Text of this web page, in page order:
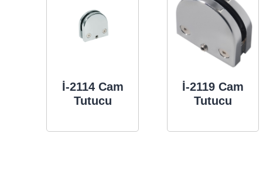
İ-2114 Cam
Tutucu
İ-2119 Cam
Tutucu